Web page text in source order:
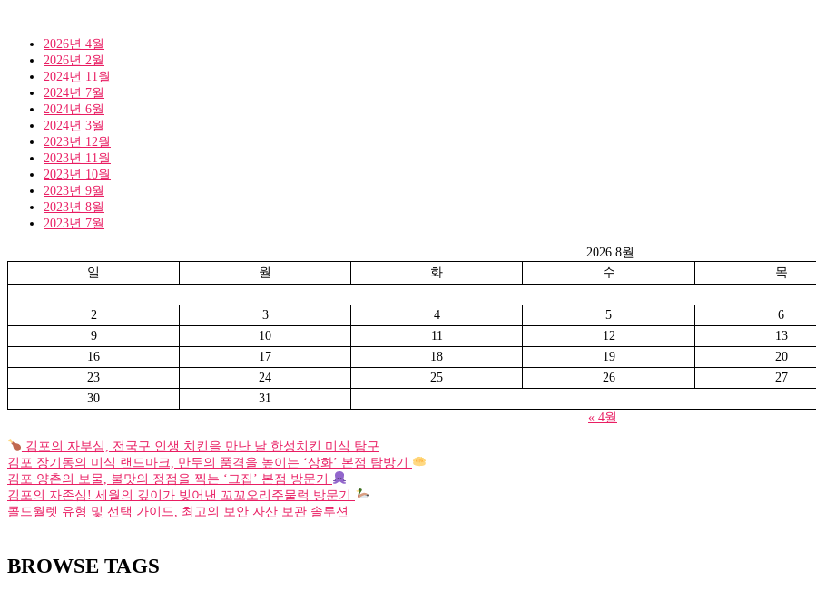
2026년 4월
2026년 2월
2024년 11월
2024년 7월
2024년 6월
2024년 3월
2023년 12월
2023년 11월
2023년 10월
2023년 9월
2023년 8월
2023년 7월
2026 8월
일
월 화 수 목
2
3 4 5 6
9
10 11 12 13
16
17 18 19 20
23
24 25 26 27
30
31
« 4월
김포의 자부심, 전국구 인생 치킨을 만난 날 한성치킨 미식 탐구
김포 장기동의 미식 랜드마크, 만두의 품격을 높이는 ‘상화’ 본점 탐방기
김포 양촌의 보물, 불맛의 정점을 찍는 ‘그집’ 본점 방문기
김포의 자존심! 세월의 깊이가 빚어낸 꼬꼬오리주물럭 방문기
콜드월렛 유형 및 선택 가이드, 최고의 보안 자산 보관 솔루션
BROWSE TAGS